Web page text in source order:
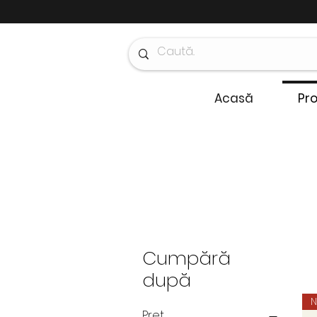
Acasă
Cumpără
după